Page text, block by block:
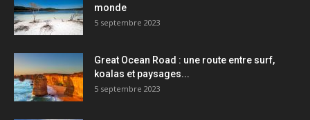
monde
5 septembre 2023
Great Ocean Road : une route entre surf,
koalas et paysages...
5 septembre 2023